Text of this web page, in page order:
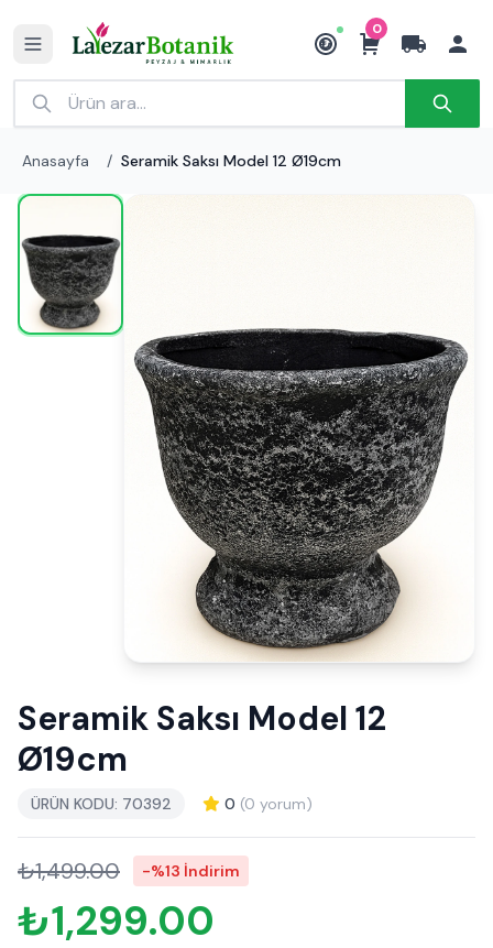
₺
0
Anasayfa / Seramik Saksı Model 12 Ø19cm
Seramik Saksı Model 12
Ø19cm
ÜRÜN KODU: 70392 0 (0 yorum)
₺1,499.00 -%13 İndirim
₺1,299.00